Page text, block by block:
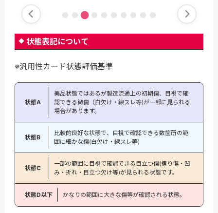
状態表記について
※汎用性カード状態評価基準
状態A
美品状態ではあるが製造流通上の初期傷、目視で確
認できる微傷（白欠け・線スレ等)が一部に見られる
場合があります。
状態B
比較的良好な状態で、目視で確認できる数箇所の範
囲に細かな傷(白欠け・線スレ等)
状態C
一部の範囲に目視で確認できる目立つ傷(擦り傷・凹
み・折れ・目立つ欠け等)が見られる状態です。
状態D以下 かなりの範囲に大きな傷等が確認される状態。